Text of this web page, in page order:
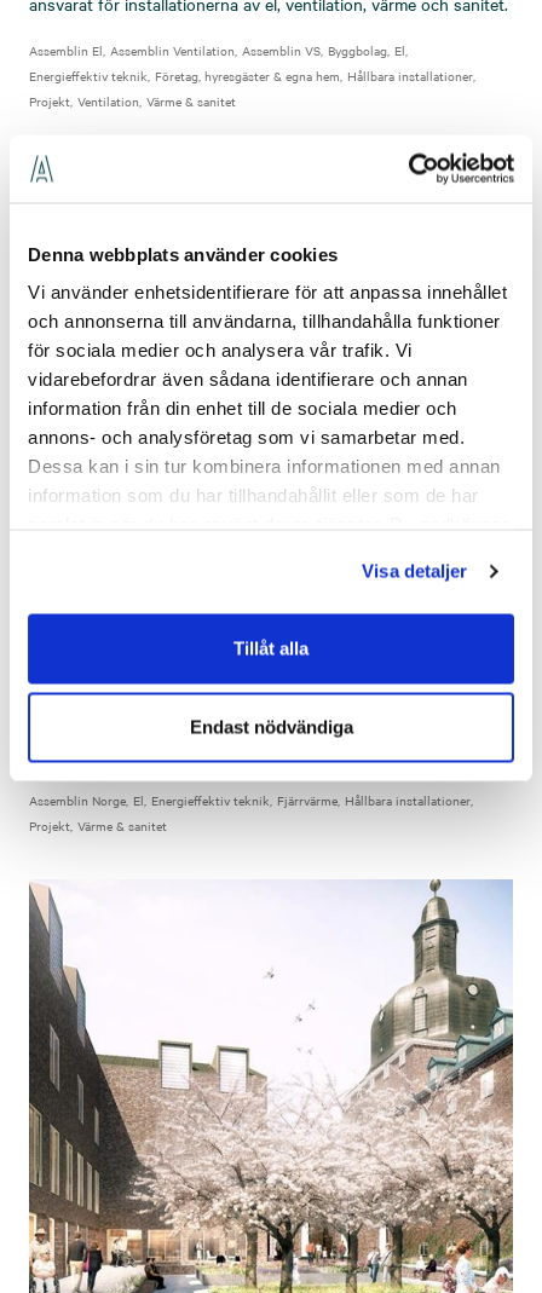
Denna webbplats använder cookies
Vi använder enhetsidentifierare för att anpassa innehållet
och annonserna till användarna, tillhandahålla funktioner
för sociala medier och analysera vår trafik. Vi
vidarebefordrar även sådana identifierare och annan
information från din enhet till de sociala medier och
annons- och analysföretag som vi samarbetar med.
Dessa kan i sin tur kombinera informationen med annan
information som du har tillhandahållit eller som de har
Visa detaljer
Tillåt alla
Endast nödvändiga
Assemblin El Assemblin Ventilation Assemblin VS Byggbolag El
Energieffektiv teknik Företag, hyresgäster & egna hem Hållbara installationer
Projekt Ventilation Värme & sanitet
Researrangören Hurtigruten Svalbards nya elektriska snöskotrar
drivs med grön när-energi. Allt tack vare Assemblins innovativa
energilösning, som nyttjar sol- och vindkraft.
Assemblin Norge El Energieffektiv teknik Fjärrvärme Hållbara installationer
Projekt Värme & sanitet